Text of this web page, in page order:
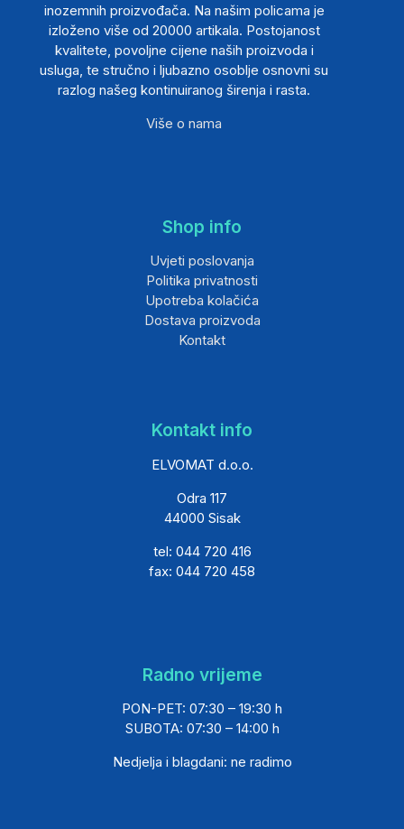
inozemnih proizvođača. Na našim policama je
izloženo više od 20000 artikala. Postojanost
kvalitete, povoljne cijene naših proizvoda i
usluga, te stručno i ljubazno osoblje osnovni su
razlog našeg kontinuiranog širenja i rasta.
Više o nama
Shop info
Uvjeti poslovanja
Politika privatnosti
Upotreba kolačića
Dostava proizvoda
Kontakt
Kontakt info
ELVOMAT d.o.o.
Odra 117
44000 Sisak
tel: 044 720 416
fax: 044 720 458
Radno vrijeme
PON-PET: 07:30 – 19:30 h
SUBOTA: 07:30 – 14:00 h
Nedjelja i blagdani: ne radimo